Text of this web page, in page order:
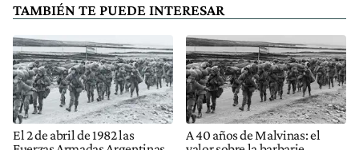
TAMBIÉN TE PUEDE INTERESAR
El 2 de abril de 1982 las
A 40 años de Malvinas: el